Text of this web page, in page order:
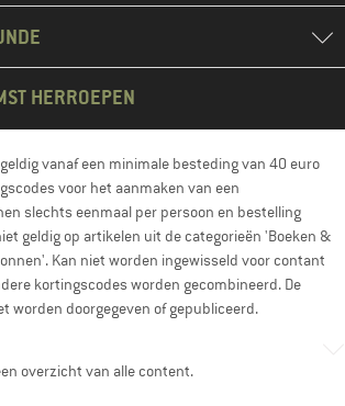
HERROEPEN
vanaf een minimale besteding van 40 euro
voor het aanmaken van een
slechts eenmaal per persoon en bestelling
geldig op artikelen uit de categorieën 'Boeken &
Kan niet worden ingewisseld voor contant
kortingscodes worden gecombineerd. De
worden doorgegeven of gepubliceerd.
overzicht van alle content.